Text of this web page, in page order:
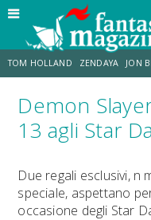
TOM HOLLAND ZENDAYA JON
STRANIMONDI LUCCA COMICS &
Demon
13 agli Star
Due regali esclusivi, n
speciale, aspettano
occasione degli Star